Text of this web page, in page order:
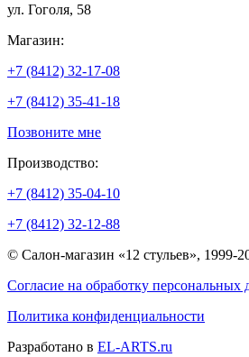
ул. Гоголя, 58
Магазин:
+7 (8412) 32-17-08
+7 (8412) 35-41-18
Позвоните мне
Производство:
+7 (8412) 35-04-10
+7 (8412) 32-12-88
© Салон-магазин «12 стульев», 1999-
Согласие на обработку персональных
Политика конфиденциальности
Разработано в EL-ARTS.ru